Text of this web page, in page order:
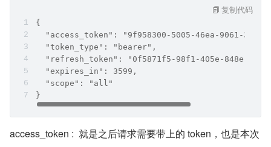
{
"access_token": "9f958300-5005-46ea-9061-
  "token_type": "bearer",
"refresh_token": "0f5871f5-98f1-405e-848e-
  "expires_in": 3599,
  "scope": "all"
}
复制代码
access_token :  就是之后请求需要带上的 token，也是本次